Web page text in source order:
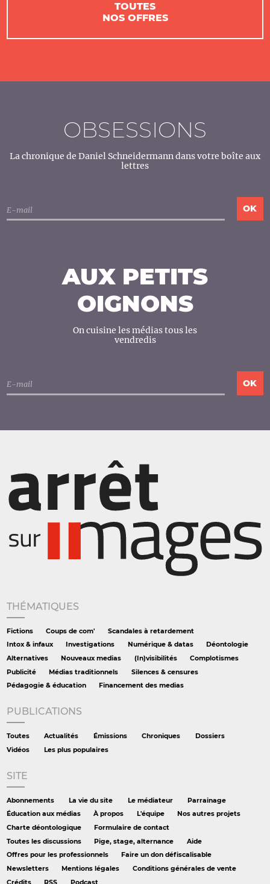
TOUTES
NOS OFFRES
OBSESSIONS
La chronique de Daniel Schneidermann dans votre boîte aux
lettres
AUX PETITS
OIGNONS
On cuisine les médias tous les
vendredis
THÉMATIQUES
Fictions Coups de com'
Scandales à retardement
Intox & infaux
Investigations Numérique & datas
Déontologie
Alternatives
Nouveaux medias (In)visibilités
Complotismes
Publicité
Médias traditionnels
Silences & censures
Pédagogie & éducation
Financement des medias
PUBLICATIONS
Toutes Actualités Émissions Chroniques
Dossiers
Vidéos
Les plus populaires
SITE
Abonnements La vie du site Le médiateur
Parrainage
Éducation aux médias
À propos L'équipe
Nos autres projets
Charte déontologique
Formulaire de contact
Toutes les discussions
Pige, stage, alternance
Aide
Offres pour les professionnels
Faire un don défiscalisable
Newsletters
Mentions légales
Conditions générales de vente
Crédits
RSS Podcast